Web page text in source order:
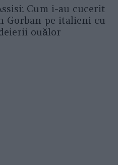
Cum i-au cucerit
Gorban pe italieni cu
ouălor